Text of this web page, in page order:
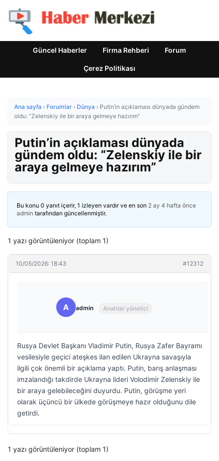
Güncel Haberler Firma Rehberi Forum
Çerez Politikası
Ana sayfa › Forumlar › Dünya › Putin’in açıklaması dünyada gündem
oldu: “Zelenskiy ile bir araya gelmeye hazırım”
Putin’in açıklaması dünyada
gündem oldu: “Zelenskiy ile bir
araya gelmeye hazırım”
Bu konu 0 yanıt içerir, 1 izleyen vardır ve en son 2 ay 4 hafta önce
admin tarafından güncellenmiştir.
1 yazı görüntüleniyor (toplam 1)
10/05/2026: 18:43 #12312
A admin Anahtar yönetici
Rusya Devlet Başkanı Vladimir Putin, Rusya Zafer Bayramı
vesilesiyle geçici ateşkes ilan edilen Ukrayna savaşıyla
ilgili çok önemli bir açıklama yaptı. Putin, barış anlaşması
imzalandığı takdirde Ukrayna lideri Volodimir Zelenskiy ile
bir araya gelebileceğini duyurdu. Putin, görüşme yeri
olarak üçüncü bir ülkede görüşmeye hazır olduğunu dile
getirdi.
1 yazı görüntüleniyor (toplam 1)